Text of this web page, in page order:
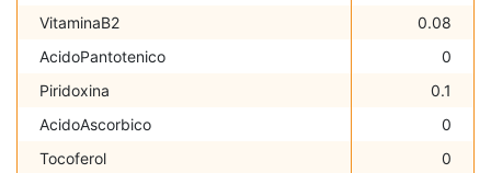
VitaminaB2
0.08
AcidoPantotenico
0
Piridoxina
0.1
AcidoAscorbico
0
Tocoferol
0